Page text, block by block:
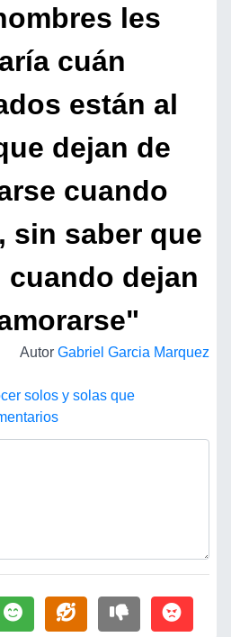
les
cuán
están al
dejan de
cuando
sin saber que
cuando dejan
Autor Gabriel Garcia Marquez
solos y solas que